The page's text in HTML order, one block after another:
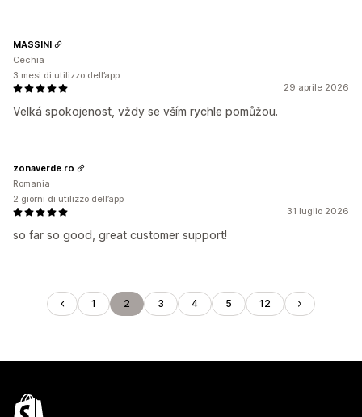
29 aprile 2026
Velká spokojenost, vždy se vším rychle pomůžou.
MASSINI
Cechia
3 mesi di utilizzo dell’app
31 luglio 2026
so far so good, great customer support!
zonaverde.ro
Romania
2 giorni di utilizzo dell’app
1 2 3 4 5 12